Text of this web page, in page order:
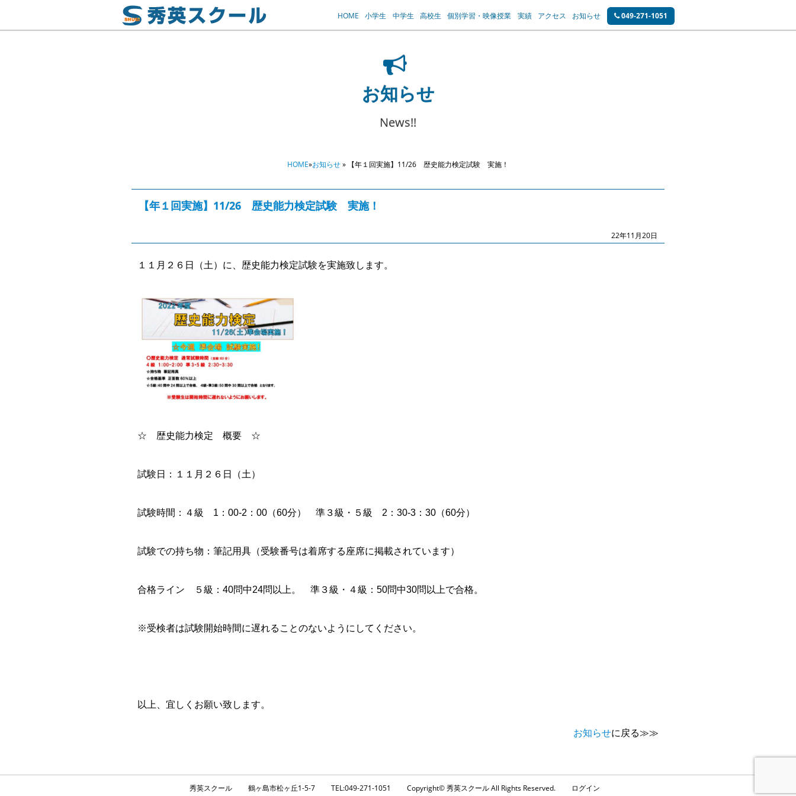
HOME 小学生 中学生 高校生 個別学習・映像授業 実績 アクセス お知らせ 049-271-1051
お知らせ
News!!
HOME»お知らせ» 【年１回実施】11/26 歴史能力検定試験 実施！
【年１回実施】11/26 歴史能力検定試験 実施！
22年11月20日
１１月２６日（土）に、歴史能力検定試験を実施致します。
☆ 歴史能力検定 概要 ☆
試験日：１１月２６日（土）
試験時間：４級 1：00-2：00（60分） 準３級・５級 2：30-3：30（60分）
試験での持ち物：筆記用具（受験番号は着席する座席に掲載されています）
合格ライン ５級：40問中24問以上。 準３級・４級：50問中30問以上で合格。
※受検者は試験開始時間に遅れることのないようにしてください。
以上、宜しくお願い致します。
お知らせに戻る≫≫
秀英スクール 鶴ヶ島市松ヶ丘1-5-7 TEL:049-271-1051 Copyright© 秀英スクール All Rights Reserved. ログイン